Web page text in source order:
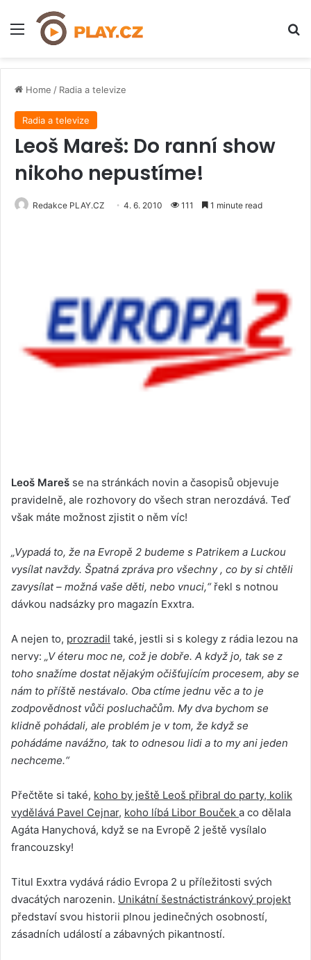
Menu
Home / Radia a televize
Radia a televize
Leoš Mareš: Do ranní show
nikoho nepustíme!
Redakce PLAY.CZ 4. 6. 2010 111 1 minute read
Leoš Mareš se na stránkách novin a časopisů objevuje
pravidelně, ale rozhovory do všech stran nerozdává. Teď
však máte možnost zjistit o něm víc!
„Vypadá to, že na Evropě 2 budeme s Patrikem a Luckou
vysílat navždy. Špatná zpráva pro všechny , co by si chtěli
zavysílat – možná vaše děti, nebo vnuci,“řekl s notnou
dávkou nadsázky pro magazín Exxtra.
A nejen to, prozradil také, jestli si s kolegy z rádia lezou na
nervy: „V éteru moc ne, což je dobře. A když jo, tak se z
toho snažíme dostat nějakým očišťujícím procesem, aby se
nám to příště nestávalo. Oba ctíme jednu věc a to je
zodpovědnost vůči posluchačům. My dva bychom se
klidně pohádali, ale problém je v tom, že když se
pohádáme navážno, tak to odnesou lidi a to my ani jeden
nechceme.“
Přečtěte si také, koho by ještě Leoš přibral do party, kolik
vydělává Pavel Cejnar, koho líbá Libor Bouček a co dělala
Agáta Hanychová, když se na Evropě 2 ještě vysílalo
francouzsky!
Titul Exxtra vydává rádio Evropa 2 u příležitosti svých
dvacátých narozenin. Unikátní šestnáctistránkový projekt
představí svou historii plnou jedinečných osobností,
zásadních událostí a zábavných pikantností.